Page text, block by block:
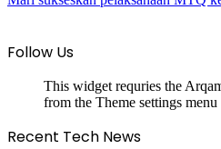
Follow Us
This widget requries the
from the Theme settings
Recent Tech News